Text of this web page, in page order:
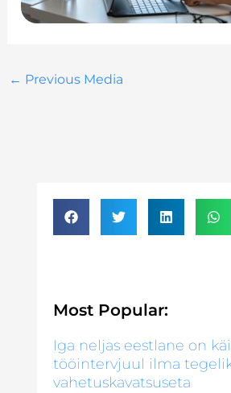
← Previous Media
Most Popular:
Iga neljas eestlane on
tööintervjuul ilma
vahetuskavatsuseta